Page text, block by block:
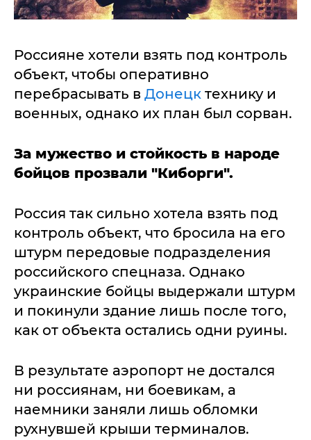
Россияне хотели взять под контроль
объект, чтобы оперативно
перебрасывать в Донецк технику и
военных, однако их план был сорван.
За мужество и стойкость в народе
бойцов прозвали "Киборги".
Россия так сильно хотела взять под
контроль объект, что бросила на его
штурм передовые подразделения
российского спецназа. Однако
украинские бойцы выдержали штурм
и покинули здание лишь после того,
как от объекта остались одни руины.
В результате аэропорт не достался
ни россиянам, ни боевикам, а
наемники заняли лишь обломки
рухнувшей крыши терминалов.